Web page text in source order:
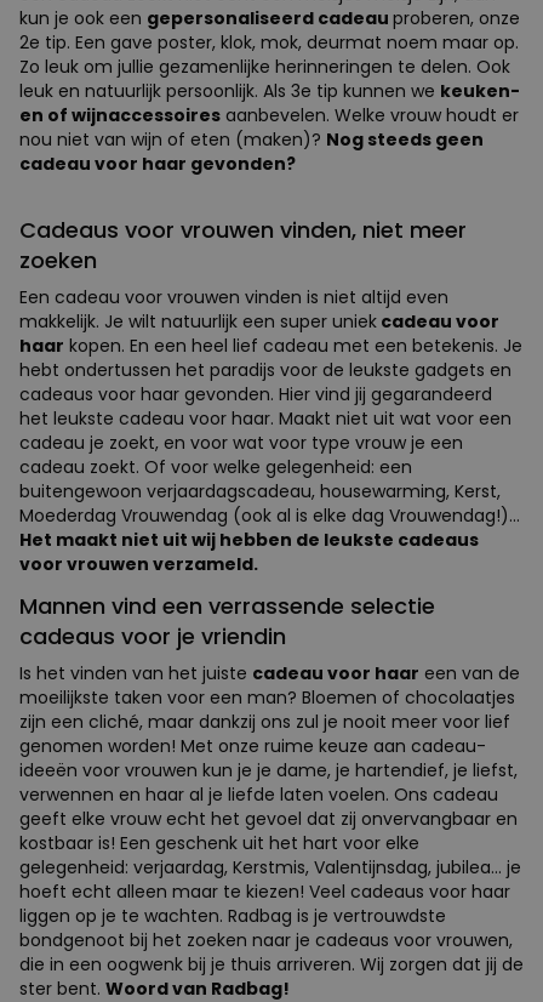
kun je ook een gepersonaliseerd cadeau proberen, onze
2e tip. Een gave poster, klok, mok, deurmat noem maar op.
Zo leuk om jullie gezamenlijke herinneringen te delen. Ook
leuk en natuurlijk persoonlijk. Als 3e tip kunnen we keuken-
en of wijnaccessoires aanbevelen. Welke vrouw houdt er
nou niet van wijn of eten (maken)? Nog steeds geen
cadeau voor haar gevonden?
Cadeaus voor vrouwen vinden, niet meer
zoeken
Een cadeau voor vrouwen vinden is niet altijd even
makkelijk. Je wilt natuurlijk een super uniek cadeau voor
haar kopen. En een heel lief cadeau met een betekenis. Je
hebt ondertussen het paradijs voor de leukste gadgets en
cadeaus voor haar gevonden. Hier vind jij gegarandeerd
het leukste cadeau voor haar. Maakt niet uit wat voor een
cadeau je zoekt, en voor wat voor type vrouw je een
cadeau zoekt. Of voor welke gelegenheid: een
buitengewoon verjaardagscadeau, housewarming, Kerst,
Moederdag Vrouwendag (ook al is elke dag Vrouwendag!)...
Het maakt niet uit wij hebben de leukste cadeaus
voor vrouwen verzameld.
Mannen vind een verrassende selectie
cadeaus voor je vriendin
Is het vinden van het juiste cadeau voor haar een van de
moeilijkste taken voor een man? Bloemen of chocolaatjes
zijn een cliché, maar dankzij ons zul je nooit meer voor lief
genomen worden! Met onze ruime keuze aan cadeau-
ideeën voor vrouwen kun je je dame, je hartendief, je liefst,
verwennen en haar al je liefde laten voelen. Ons cadeau
geeft elke vrouw echt het gevoel dat zij onvervangbaar en
kostbaar is! Een geschenk uit het hart voor elke
gelegenheid: verjaardag, Kerstmis, Valentijnsdag, jubilea... je
hoeft echt alleen maar te kiezen! Veel cadeaus voor haar
liggen op je te wachten. Radbag is je vertrouwdste
bondgenoot bij het zoeken naar je cadeaus voor vrouwen,
die in een oogwenk bij je thuis arriveren. Wij zorgen dat jij de
ster bent. Woord van Radbag!